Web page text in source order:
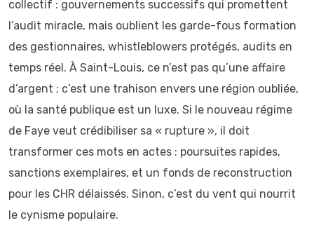
collectif : gouvernements successifs qui promettent
l’audit miracle, mais oublient les garde-fous formation
des gestionnaires, whistleblowers protégés, audits en
temps réel. À Saint-Louis, ce n’est pas qu’une affaire
d’argent ; c’est une trahison envers une région oubliée,
où la santé publique est un luxe. Si le nouveau régime
de Faye veut crédibiliser sa « rupture », il doit
transformer ces mots en actes : poursuites rapides,
sanctions exemplaires, et un fonds de reconstruction
pour les CHR délaissés. Sinon, c’est du vent qui nourrit
le cynisme populaire.